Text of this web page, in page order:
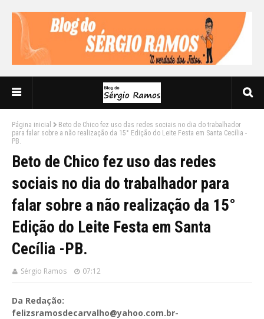
Página inicial
Beto de Chico fez uso das redes sociais no dia do trabalhador
para falar sobre a não realização da 15° Edição do Leite Festa em Santa Cecília -
PB.
Beto de Chico fez uso das redes
sociais no dia do trabalhador para
falar sobre a não realização da 15°
Edição do Leite Festa em Santa
Cecília -PB.
Sérgio Ramos 07:12
Da Redação:
felizsramosdecarvalho@yahoo.com.br-